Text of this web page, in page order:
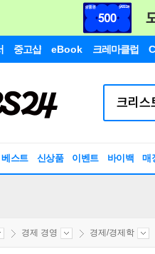
중고샵 eBook 크레마클럽
베스트 신상품 이벤트 바이백 매
경제 경영 경제/경제학